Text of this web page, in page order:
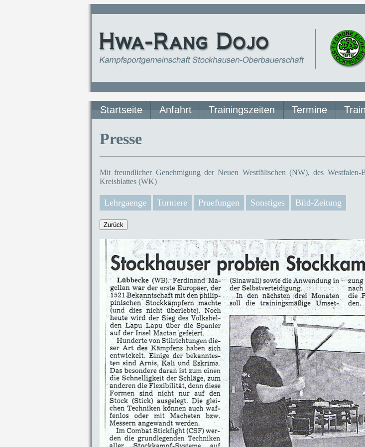
Startseite Anfahrt Trainingszeiten Termine
Presse
Mit freundlicher Genehmigung der Neuen Westfälischen (NW), des
Kreisblattes (WK)
Lehrgaenge Turniere Pruefungen Sonstiges Bild-Zeitung